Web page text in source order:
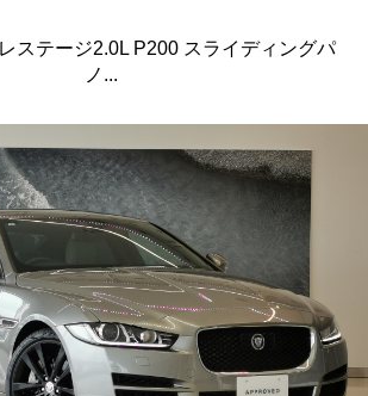
ステージ2.0L P200 スライディングパ
ノ...